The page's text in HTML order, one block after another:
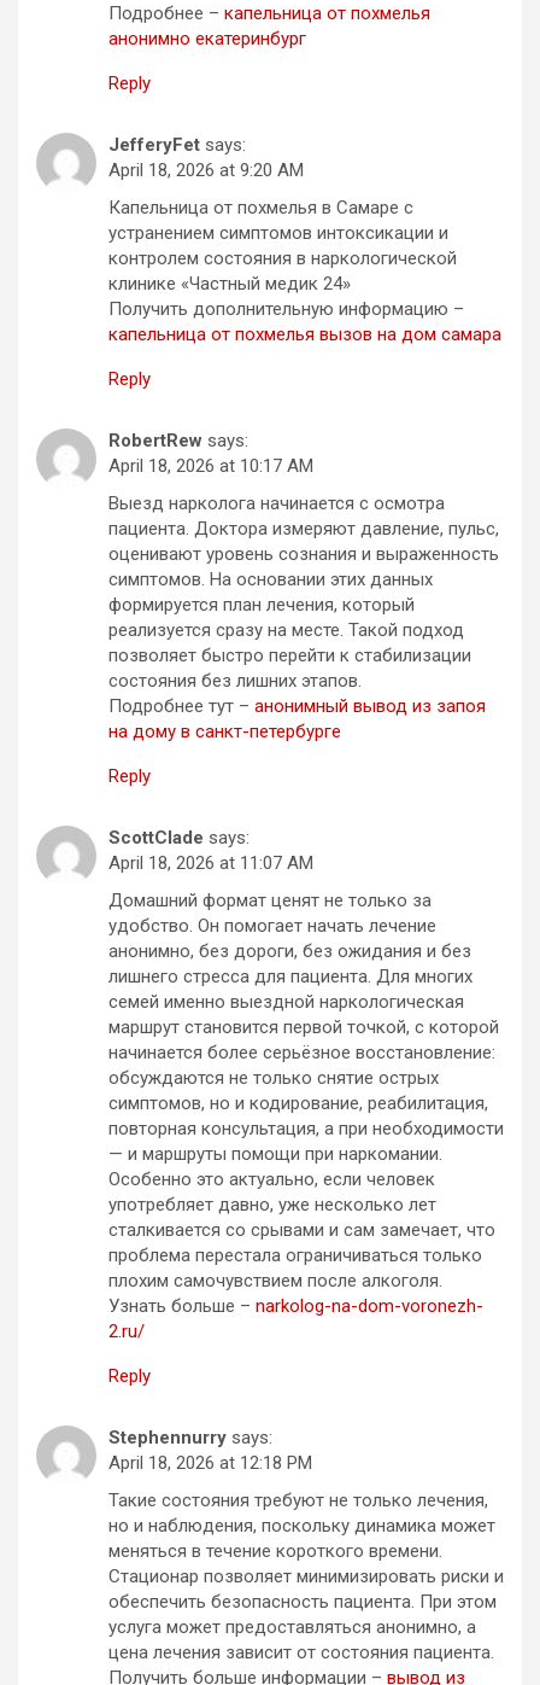
Подробнее – капельница от похмелья
анонимно екатеринбург
Reply
JefferyFet says:
April 18, 2026 at 9:20 AM
Капельница от похмелья в Самаре с
устранением симптомов интоксикации и
контролем состояния в наркологической
клинике «Частный медик 24»
Получить дополнительную информацию –
капельница от похмелья вызов на дом самара
Reply
RobertRew says:
April 18, 2026 at 10:17 AM
Выезд нарколога начинается с осмотра
пациента. Доктора измеряют давление, пульс,
оценивают уровень сознания и выраженность
симптомов. На основании этих данных
формируется план лечения, который
реализуется сразу на месте. Такой подход
позволяет быстро перейти к стабилизации
состояния без лишних этапов.
Подробнее тут – анонимный вывод из запоя
на дому в санкт-петербурге
Reply
ScottClade says:
April 18, 2026 at 11:07 AM
Домашний формат ценят не только за
удобство. Он помогает начать лечение
анонимно, без дороги, без ожидания и без
лишнего стресса для пациента. Для многих
семей именно выездной наркологическая
маршрут становится первой точкой, с которой
начинается более серьёзное восстановление:
обсуждаются не только снятие острых
симптомов, но и кодирование, реабилитация,
повторная консультация, а при необходимости
— и маршруты помощи при наркомании.
Особенно это актуально, если человек
употребляет давно, уже несколько лет
сталкивается со срывами и сам замечает, что
проблема перестала ограничиваться только
плохим самочувствием после алкоголя.
Узнать больше – narkolog-na-dom-voronezh-
2.ru/
Reply
Stephennurry says:
April 18, 2026 at 12:18 PM
Такие состояния требуют не только лечения,
но и наблюдения, поскольку динамика может
меняться в течение короткого времени.
Стационар позволяет минимизировать риски и
обеспечить безопасность пациента. При этом
услуга может предоставляться анонимно, а
цена лечения зависит от состояния пациента.
Получить больше информации – вывод из